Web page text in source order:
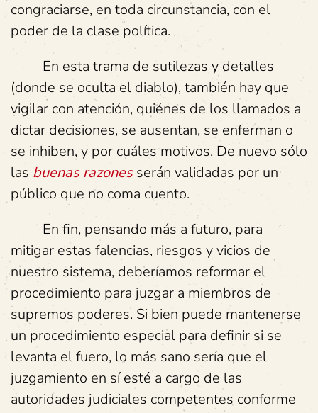
congraciarse, en toda circunstancia, con el
poder de la clase política.
En esta trama de sutilezas y detalles
(donde se oculta el diablo), también hay que
vigilar con atención, quiénes de los llamados a
dictar decisiones, se ausentan, se enferman o
se inhiben, y por cuáles motivos. De nuevo sólo
las buenas razonesserán validadas por un
público que no coma cuento.
En fin, pensando más a futuro, para
mitigar estas falencias, riesgos y vicios de
nuestro sistema, deberíamos reformar el
procedimiento para juzgar a miembros de
supremos poderes. Si bien puede mantenerse
un procedimiento especial para definir si se
levanta el fuero, lo más sano sería que el
juzgamiento en sí esté a cargo de las
autoridades judiciales competentes conforme